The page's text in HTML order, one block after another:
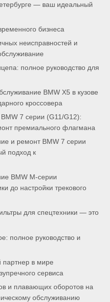
— ваш идеальный
бизнеса
неисправностей и
полное руководство для
BMW X5 в кузове
кроссовера
7 серии (G11/G12):
премиального флагмана
и ремонт BMW 7 серии
подход к
BMW M-серии
до настройки трекового
для спецтехники — это
полное руководство и
в мире
сервиса
и плавающих оборотов на
обслуживанию